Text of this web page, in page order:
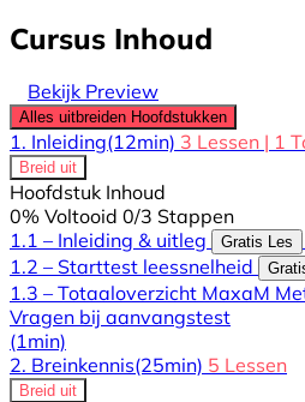
Cursus Inhoud
Bekijk Preview
Alles uitbreiden Hoofdstukken
1. Inleiding(12min) 3 Lessen | 1
Breid uit
Hoofdstuk Inhoud
0% Voltooid 0/3 Stappen
1.1 – Inleiding & uitleg
Gratis Les
1.2 – Starttest leessnelheid
1.3 – Totaaloverzicht MaxaM
Vragen bij aanvangstest
(1min)
2. Breinkennis(25min) 5 Lessen
Breid uit